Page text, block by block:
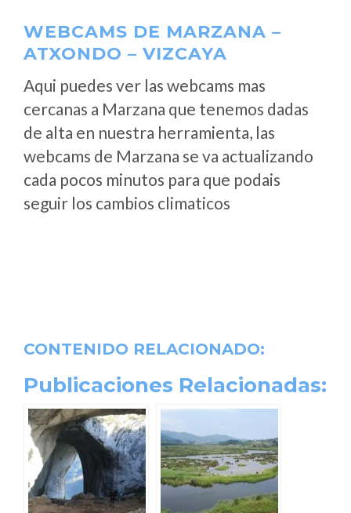
WEBCAMS DE MARZANA –
ATXONDO – VIZCAYA
Aqui puedes ver las webcams mas
cercanas a Marzana que tenemos dadas
de alta en nuestra herramienta, las
webcams de Marzana se va actualizando
cada pocos minutos para que podais
seguir los cambios climaticos
CONTENIDO RELACIONADO:
Publicaciones Relacionadas: